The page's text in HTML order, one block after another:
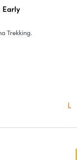
Early
Trekking.
L